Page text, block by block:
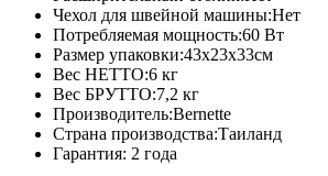
Чехол для швейной машины:Нет
Потребляемая мощность:60 Вт
Размер упаковки:43х23х33см
Вес НЕТТО:6 кг
Вес БРУТТО:7,2 кг
Производитель:Bernette
Страна производства:Таиланд
Гарантия: 2 года